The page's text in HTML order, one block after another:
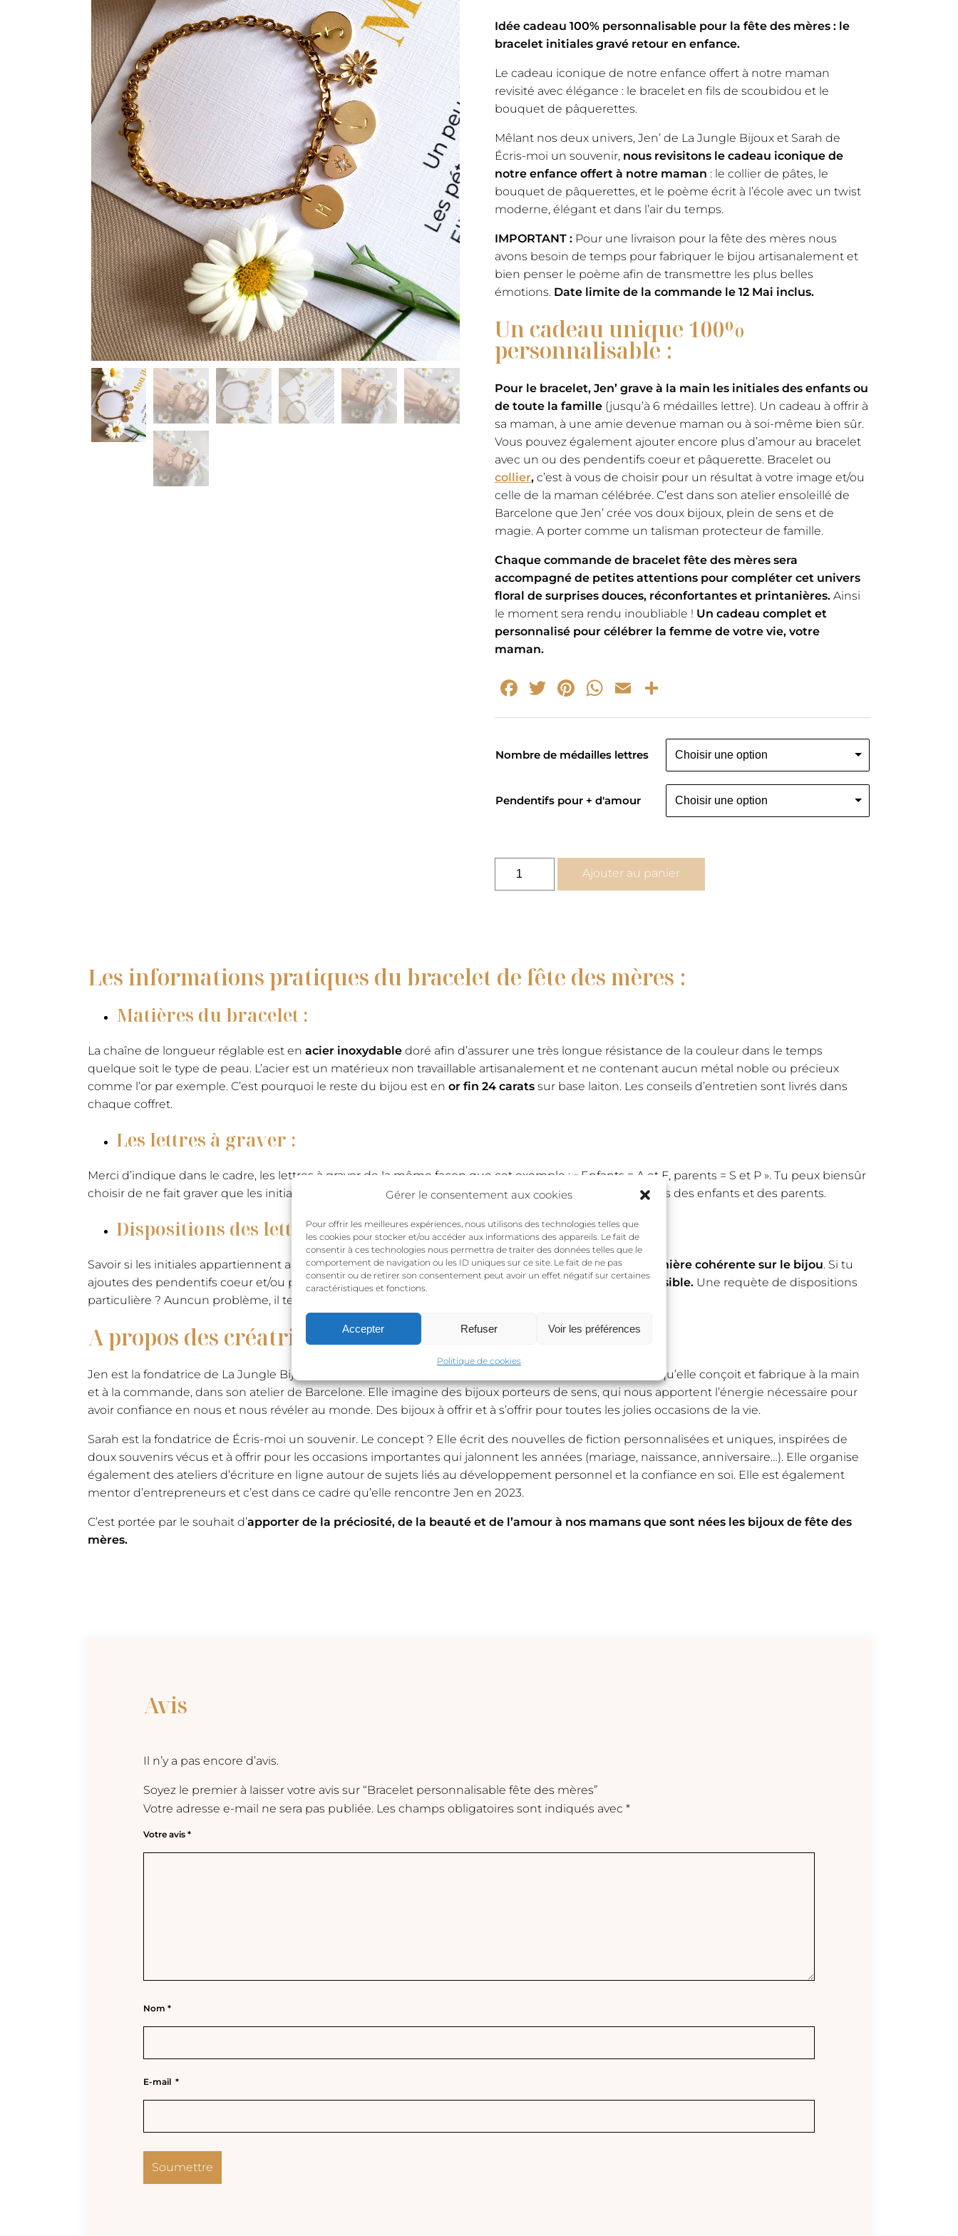
Gérer le consentement aux cookies
Pour offrir les meilleures expériences, nous utilisons des technologies telles que
les cookies pour stocker et/ou accéder aux informations des appareils. Le fait de
consentir à ces technologies nous permettra de traiter des données telles que le
comportement de navigation ou les ID uniques sur ce site. Le fait de ne pas
consentir ou de retirer son consentement peut avoir un effet négatif sur certaines
caractéristiques et fonctions.
Accepter Refuser Voir les préférences
Politique de cookies
Idée cadeau 100% personnalisable pour la fête des mères : le
bracelet initiales gravé retour en enfance.
Le cadeau iconique de notre enfance offert à notre maman
revisité avec élégance : le bracelet en fils de scoubidou et le
bouquet de pâquerettes.
Mêlant nos deux univers, Jen’ de La Jungle Bijoux et Sarah de
Écris-moi un souvenir, nous revisitons le cadeau iconique de
notre enfance offert à notre maman : le collier de pâtes, le
bouquet de pâquerettes, et le poème écrit à l’école avec un twist
moderne, élégant et dans l’air du temps.
IMPORTANT :Pour une livraison pour la fête des mères nous
avons besoin de temps pour fabriquer le bijou artisanalement et
bien penser le poème afin de transmettre les plus belles
émotions. Date limite de la commande le 12 Mai inclus.
Un cadeau unique 100%
personnalisable :
Pour le bracelet, Jen’ grave à la main les initiales des enfants ou
de toute la famille(jusqu’à 6 médailles lettre). Un cadeau à offrir à
sa maman, à une amie devenue maman ou à soi-même bien sûr.
Vous pouvez également ajouter encore plus d’amour au bracelet
avec un ou des pendentifs coeur et pâquerette. Bracelet ou
collier,c’est à vous de choisir pour un résultat à votre image et/ou
celle de la maman célébrée. C’est dans son atelier ensoleillé de
Barcelone que Jen’ crée vos doux bijoux, plein de sens et de
magie. A porter comme un talisman protecteur de famille.
Chaque commande de bracelet fête des mères sera
accompagné de petites attentions pour compléter cet univers
floral de surprises douces, réconfortantes et printanières.Ainsi
le moment sera rendu inoubliable ! Un cadeau complet et
personnalisé pour célébrer la femme de votre vie, votre
maman.
Facebook
Twitter
Pinterest
WhatsApp
Email
Nombre de médailles lettres
Pendentifs pour + d'amour
mères
Ajouter au panier
Les informations pratiques du bracelet de fête des mères :
Matières du bracelet :
La chaîne de longueur réglable est en acier inoxydabledoré afin d’assurer une très longue résistance de la couleur dans le temps
quelque soit le type de peau. L’acier est un matérieux non travaillable artisanalement et ne contenant aucun métal noble ou précieux
comme l’or par exemple. C’est pourquoi le reste du bijou est en or fin 24 caratssur base laiton. Les conseils d’entretien sont livrés dans
chaque coffret.
Les lettres à graver :
Merci d’indique dans le cadre, les lettres à graver de la même façon que cet exemple : « Enfants = A et F, parents = S et P ». Tu peux biensûr
choisir de ne fait graver que les initiales des enfants, celles des enfants et de la maman ou encore celles des enfants et des parents.
Dispositions des lettres et pendentifs :
Savoir si les initiales appartiennent aux parents ou aux enfants permettra à Jen’ de les disposer de manière cohérente sur le bijou. Si tu
ajoutes des pendentifs coeur et/ou pâquerette, elle créera unecomposition la plus harmonieuse possible.Une requète de dispositions
particulière ? Auncun problème, il te suffit d’indiquer ta demande dans le cadre également.
A propos des créatrices, Jen & Sarah :
Jen est la fondatrice de La Jungle Bijoux, une marque de bijoux symboliques, éthiques et holistiques qu’elle conçoit et fabrique à la main
et à la commande, dans son atelier de Barcelone. Elle imagine des bijoux porteurs de sens, qui nous apportent l’énergie nécessaire pour
avoir confiance en nous et nous révéler au monde. Des bijoux à offrir et à s’offrir pour toutes les jolies occasions de la vie.
Sarah est la fondatrice de Écris-moi un souvenir. Le concept ? Elle écrit des nouvelles de fiction personnalisées et uniques, inspirées de
doux souvenirs vécus et à offrir pour les occasions importantes qui jalonnent les années (mariage, naissance, anniversaire…). Elle organise
également des ateliers d’écriture en ligne autour de sujets liés au développement personnel et la confiance en soi. Elle est également
mentor d’entrepreneurs et c’est dans ce cadre qu’elle rencontre Jen en 2023.
C’est portée par le souhait d’apporter de la préciosité, de la beauté et de l’amour à nos mamans que sont nées les bijoux de fête des
mères.
Avis
Il n’y a pas encore d’avis.
Soyez le premier à laisser votre avis sur “Bracelet personnalisable fête des mères”
Votre adresse e-mail ne sera pas publiée. Les champs obligatoires sont indiqués avec *
Votre avis *
Nom *
E-mail *